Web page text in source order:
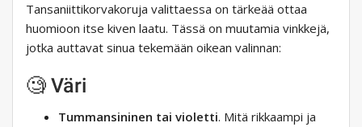
Tansaniittikorvakoruja valittaessa on tärkeää ottaa
huomioon itse kiven laatu. Tässä on muutamia vinkkejä,
jotka auttavat sinua tekemään oikean valinnan:
🧐 Väri
Tummansininen tai violetti. Mitä rikkaampi ja